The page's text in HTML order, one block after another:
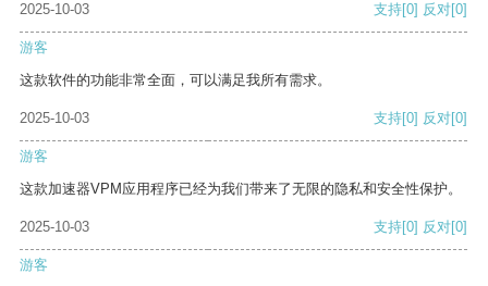
2025-10-03 支持[0] 反对[0]
游客
这款软件的功能非常全面，可以满足我所有需求。
2025-10-03 支持[0] 反对[0]
游客
这款加速器VPM应用程序已经为我们带来了无限的隐私和安全性保护。
2025-10-03 支持[0] 反对[0]
游客